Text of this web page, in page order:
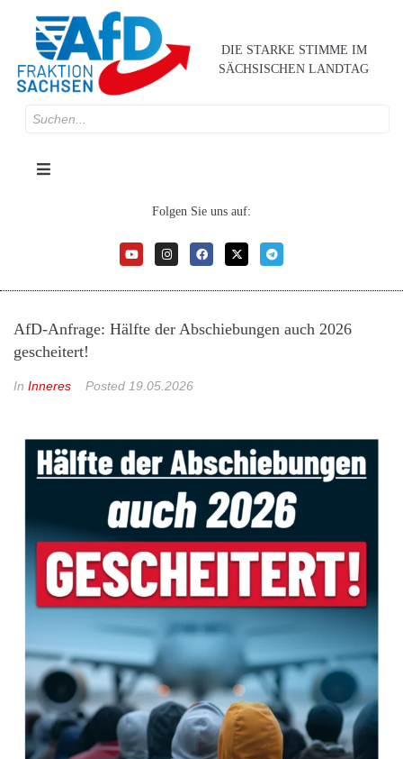
DIE STARKE STIMME IM
SÄCHSISCHEN LANDTAG
Folgen Sie uns auf:
AfD-Anfrage: Hälfte der Abschiebungen auch 2026
gescheitert!
In Inneres Posted 19.05.2026